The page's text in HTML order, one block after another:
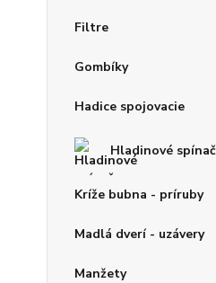
Filtre
Gombíky
Hadice spojovacie
Hladinové
Kríže bubna - príruby
Madlá dverí - uzávery
Manžety